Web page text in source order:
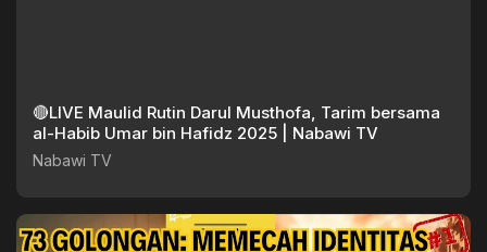
🔴LIVE Maulid Rutin Darul Musthofa, Tarim bersama
al-Habib Umar bin Hafidz 2025 | Nabawi TV
Nabawi TV